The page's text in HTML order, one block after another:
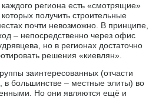
региона есть «смотрящие»
получить строительные
почти невозможно. В принципе,
– непосредственно через офис
но в регионах достаточно
решения «киевлян».
заинтересованных (отчасти
в большинстве – местные элиты) во
Но они являются ещё и